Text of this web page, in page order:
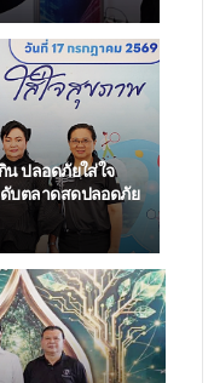
น ปลอดภัยใส่ใจ
บตลาดสดปลอดภัย